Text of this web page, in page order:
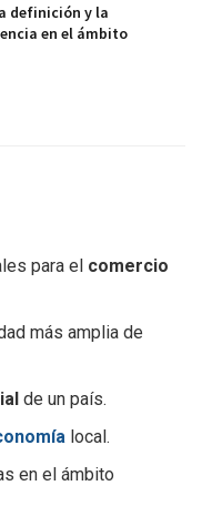
definición y la
en el ámbito
para el comercio
más amplia de
de un país.
local.
en el ámbito